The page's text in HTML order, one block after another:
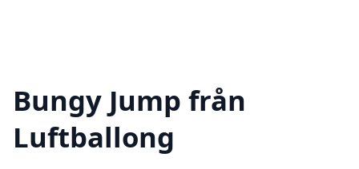
Bungy Jump från
Luftballong